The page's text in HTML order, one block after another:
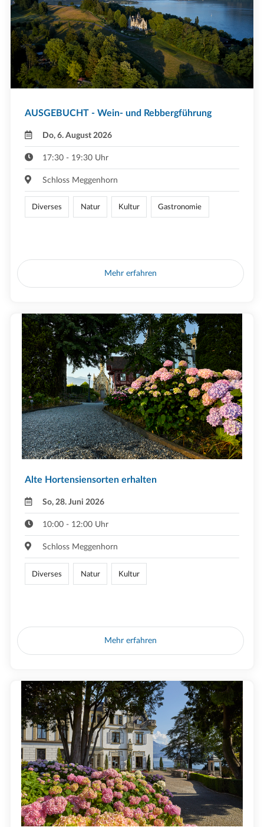
AUSGEBUCHT - Wein- und Rebbergführung
Do, 6. August 2026
17:30 - 19:30 Uhr
Schloss Meggenhorn
Diverses Natur Kultur Gastronomie
Mehr erfahren
Alte Hortensiensorten erhalten
So, 28. Juni 2026
10:00 - 12:00 Uhr
Schloss Meggenhorn
Diverses Natur Kultur
Mehr erfahren